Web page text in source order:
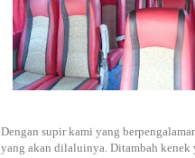
Dengan supir kami yang
yang akan dilaluinya. Ditambah kenek